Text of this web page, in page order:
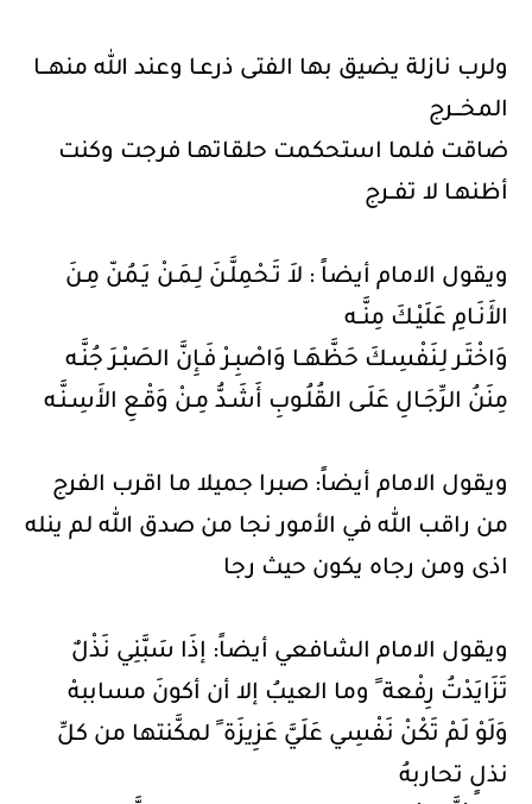
ولرب نازلة يضيق بها الفتى ذرعـا وعند الله منهـــا
المخـــرج
ضاقت فلما استحكمت حلقاتهـا فرجت وكنت
أظنهـا لا تفــرج
ويقول الامام أيضاً : لاَ تَـحْمِلَّـنَ لِـمَـنْ يَـمُنّ مِـنَ
الأَنَـامِ عَلَيْـكَ مِنَّــه
وَاخْتَـر لِـنَفْسِـكَ حَظَّهَــا وَاصْبِـرْ فَـإِنَّ الصَبْـرَ جُنَّـه
مِنَنُ الرِّجَـالِ عَلَـى القُلُـوبِ أَشَـدُّ مِـنْ وَقْـعِ الأَسِـنَّـه
ويقول الامام أيضاً: صبرا جميلا ما اقرب الفرج
من راقب الله في الأمور نجا من صدق الله لم ينله
اذى ومن رجاه يكون حيث رجا
ويقول الامام الشافعي أيضاً: إذَا سَبَّنِي نَذْلٌ
تَزَايَدْتُ رِفْعة ً وما العيبُ إلا أن أكونَ مساببهْ
وَلَوْ لَمْ تَكْنْ نَفْسِي عَلَيَّ عَزِيزَة ً لمكَّنتها من كلِّ
نذلٍ تحاربهُ